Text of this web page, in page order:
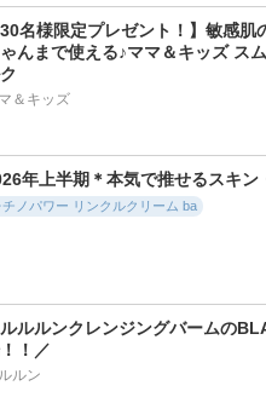
30名様限定プレゼント！】敏感肌
んまで使える♪ママ＆キッズ ス
＆キッズ
年上半期＊本気で推せるスキン
チノパワー リンクルクリーム ba
ルルンクレンジングバームの
！／
ルン